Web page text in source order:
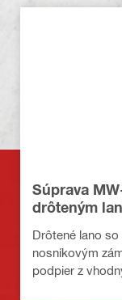
Súprava
drôteným
Drôtené lano
nosníkovým
podpier z